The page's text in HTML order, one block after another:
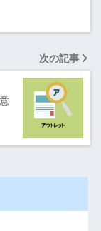
次の記事